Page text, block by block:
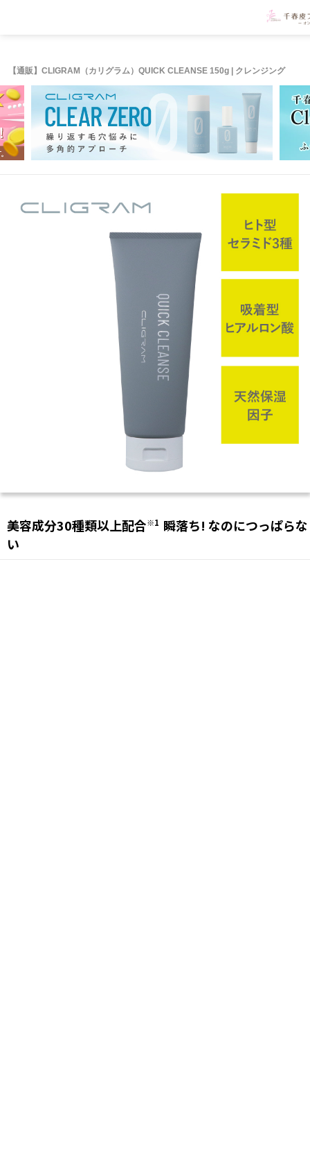
【通販】CLIGRAM（カリグラム）QUICK CLEANSE 150g | クレンジング
美容成分30種類以上配合※1 瞬落ち! なのにつっぱらな
い